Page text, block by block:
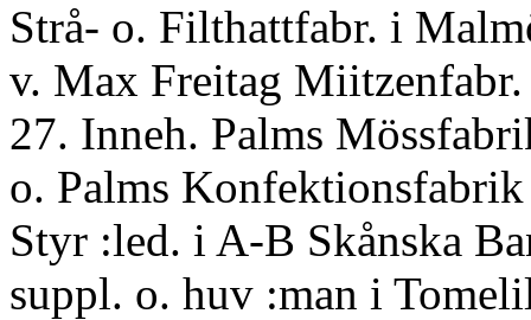
Strå- o. Filthattfabr. i
v. Max Freitag
27. Inneh. Palms
o. Palms
Styr :led. i A-B Skånska
suppl. o. huv :man i